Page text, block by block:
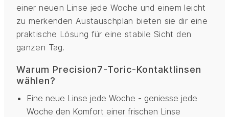
einer neuen Linse jede Woche und einem leicht
zu merkenden Austauschplan bieten sie dir eine
praktische Lösung für eine stabile Sicht den
ganzen Tag.
Warum Precision7-Toric-Kontaktlinsen
wählen?
Eine neue Linse jede Woche - geniesse jede
Woche den Komfort einer frischen Linse